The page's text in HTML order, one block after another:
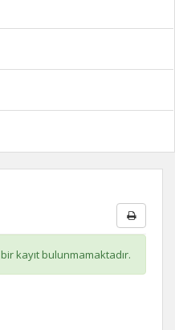
kayıt bulunmamaktadır.